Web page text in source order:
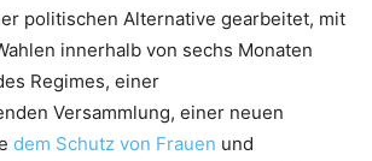
politischen Alternative gearbeitet, mit
innerhalb von sechs Monaten
Regimes, einer
Versammlung, einer neuen
dem Schutz von Frauen und